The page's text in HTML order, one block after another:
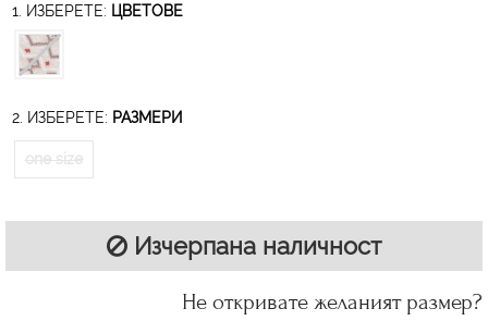
1. ИЗБЕРЕТЕ: ЦВЕТОВЕ
2. ИЗБЕРЕТЕ: РАЗМЕРИ
one size
Изчерпана наличност
Не откривате желаният размер?